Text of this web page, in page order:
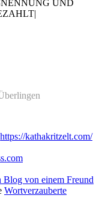
UND
https://kathakritzelt.com/
Blog von einem Freund
Wortverzauberte